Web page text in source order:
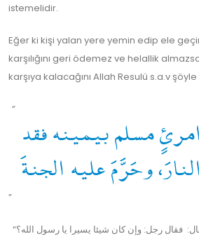
istemelidir.
Eğer ki kişi yalan yere yemin edip ele
karşılığını geri ödemez ve helallik
karşıya kalacağını Allah Resulü s.a.v
“
مسلم بيمينه فقد
وحَرَّمَ عليه الجنةَ
”
فقال رجل: وإن كان شيئا يسيرا يا رسول الله؟